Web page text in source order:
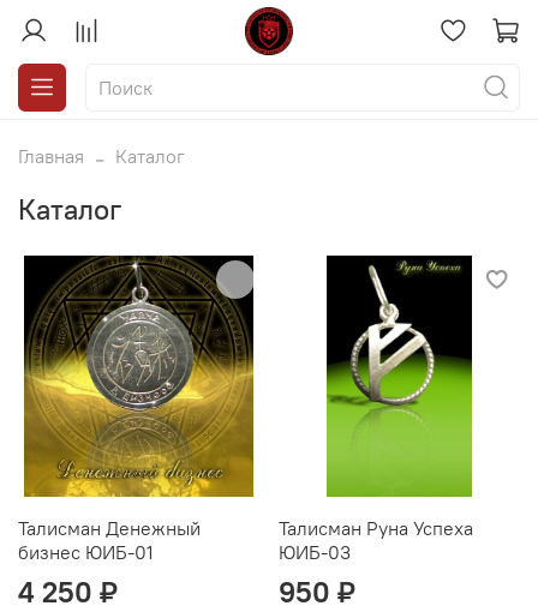
Главная Каталог
Каталог
Талисман Денежный
бизнес ЮИБ-01
4 250 ₽
Талисман Руна Успеха
ЮИБ-03
950 ₽